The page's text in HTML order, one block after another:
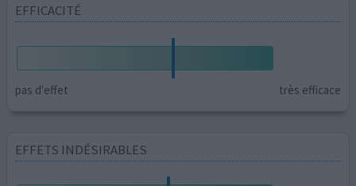
EFFICACITÉ
pas d'effet très efficace
EFFETS INDÉSIRABLES